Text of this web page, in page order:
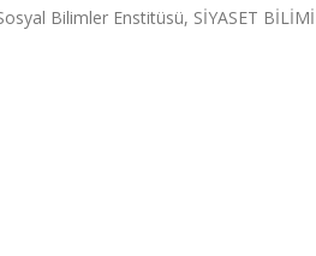
Bilimler Enstitüsü, SİYASET